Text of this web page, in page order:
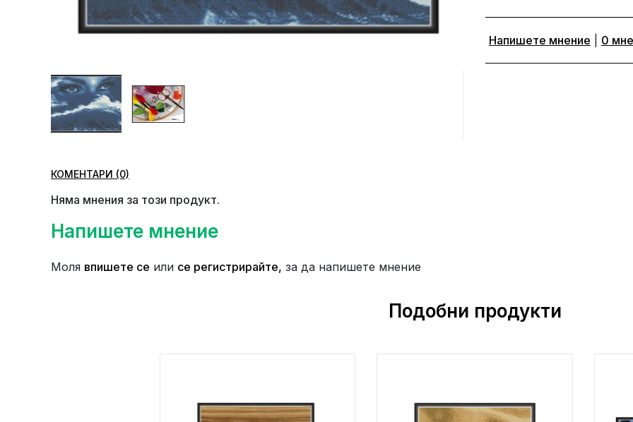
Напишете мнение 0
КОМЕНТАРИ (0)
Няма мнения за този продукт.
Напишете мнение
Моля впишете се или се регистрирайте, за да напишете мнение
Подобни продукти